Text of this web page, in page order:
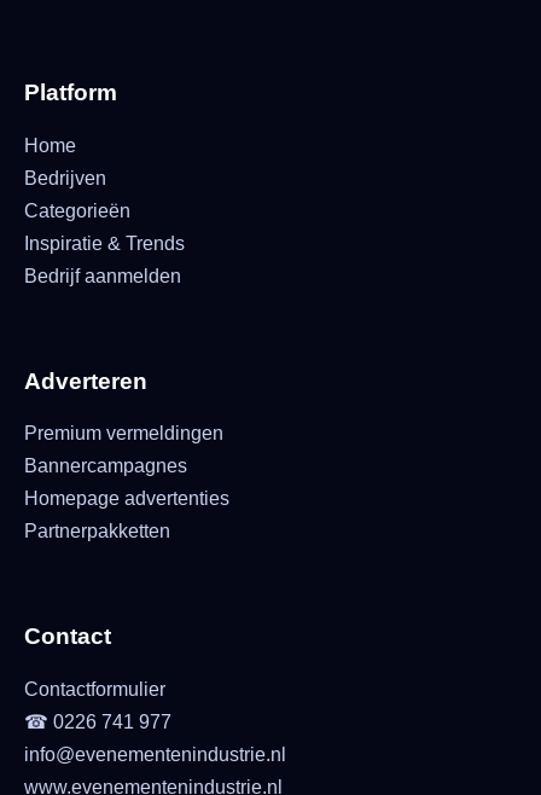
Platform
Home
Bedrijven
Categorieën
Inspiratie & Trends
Bedrijf aanmelden
Adverteren
Premium vermeldingen
Bannercampagnes
Homepage advertenties
Partnerpakketten
Contact
Contactformulier
☎ 0226 741 977
info@evenementenindustrie.nl
www.evenementenindustrie.nl